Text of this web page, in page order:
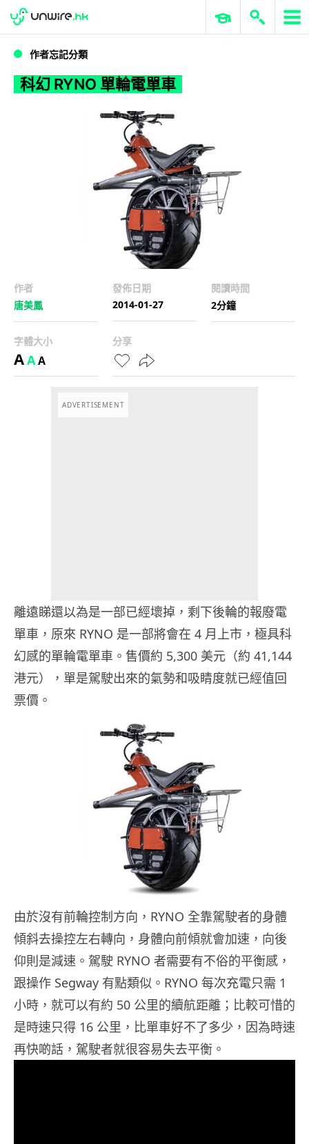
科幻 RYNO 單輪電單車
WWDC 2026 ERP 與商業 AI
作者忘記分類
科幻 RYNO 單輪電單車
作者
唐美鳳
發佈日期
2014-01-27
閱讀時間
2分鐘
字體大小
AAA
分享
ADVERTISEMENT
離遠睇還以為是一部已經壞掉，剩下後輪的報廢電
單車，原來 RYNO 是一部將會在 4 月上市，極具科
幻感的單輪電單車。售價約 5,300 美元（約 41,144
港元），單是駕駛出來的氣勢和吸睛度就已經值回
票價。
由於沒有前輪控制方向，RYNO 全靠駕駛者的身體
傾斜去操控左右轉向，身體向前傾就會加速，向後
仰則是減速。駕駛 RYNO 者需要有不俗的平衡感，
跟操作 Segway 有點類似。RYNO 每次充電只需 1
小時，就可以有約 50 公里的續航距離；比較可惜的
是時速只得 16 公里，比單車好不了多少，因為時速
再快啲話，駕駛者就很容易失去平衡。